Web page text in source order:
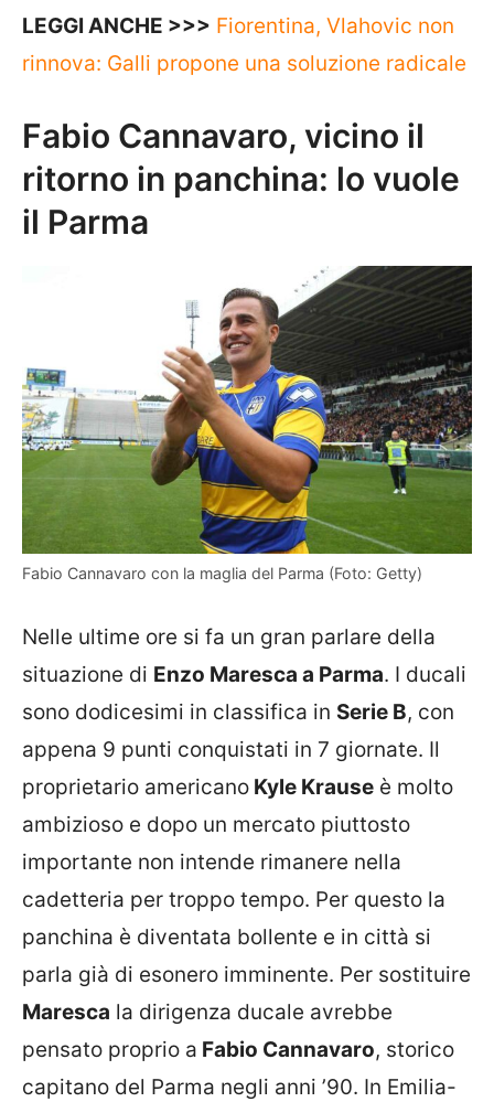
LEGGI ANCHE >>> Fiorentina, Vlahovic non
rinnova: Galli propone una soluzione radicale
Fabio Cannavaro, vicino il
ritorno in panchina: lo vuole
il Parma
Fabio Cannavaro con la maglia del Parma (Foto: Getty)
Nelle ultime ore si fa un gran parlare della
situazione di Enzo Maresca a Parma. I ducali
sono dodicesimi in classifica in Serie B, con
appena 9 punti conquistati in 7 giornate. Il
proprietario americano Kyle Krause è molto
ambizioso e dopo un mercato piuttosto
importante non intende rimanere nella
cadetteria per troppo tempo. Per questo la
panchina è diventata bollente e in città si
parla già di esonero imminente. Per sostituire
Maresca la dirigenza ducale avrebbe
pensato proprio a Fabio Cannavaro, storico
capitano del Parma negli anni ’90. In Emilia-